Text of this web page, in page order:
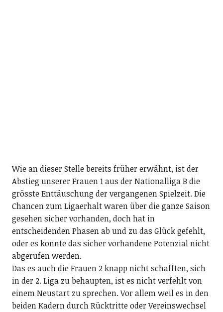
Wie an dieser Stelle bereits früher erwähnt, ist der
Abstieg unserer Frauen 1 aus der Nationalliga B die
grösste Enttäuschung der vergangenen Spielzeit. Die
Chancen zum Ligaerhalt waren über die ganze Saison
gesehen sicher vorhanden, doch hat in
entscheidenden Phasen ab und zu das Glück gefehlt,
oder es konnte das sicher vorhandene Potenzial nicht
abgerufen werden.
Das es auch die Frauen 2 knapp nicht schafften, sich
in der 2. Liga zu behaupten, ist es nicht verfehlt von
einem Neustart zu sprechen. Vor allem weil es in den
beiden Kadern durch Rücktritte oder Vereinswechsel